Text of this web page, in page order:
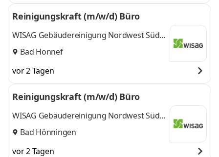
Reinigungskraft (m/w/d) Büro
WISAG Gebäudereinigung Nordwest Süd
GmbH & Co. KG
Bad Honnef
vor 2 Tagen
Reinigungskraft (m/w/d) Büro
WISAG Gebäudereinigung Nordwest Süd
GmbH & Co. KG
Bad Hönningen
vor 2 Tagen